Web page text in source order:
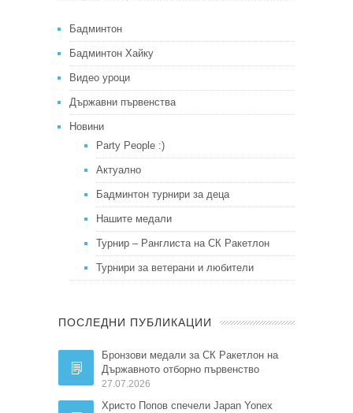
Бадминтон
Бадминтон Хайку
Видео уроци
Държавни първенства
Новини
Party People :)
Актуално
Бадминтон турнири за деца
Нашите медали
Турнир – Ранглиста на СК Ракетлон
Турнири за ветерани и любители
ПОСЛЕДНИ ПУБЛИКАЦИИ
Бронзови медали за СК Ракетлон на
Държавното отборно първенство
27.07.2026
Христо Попов спечели Japan Yonex